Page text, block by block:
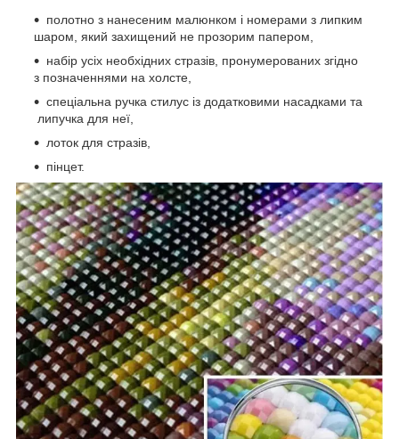
полотно з нанесеним малюнком і номерами з липким
шаром, який захищений не прозорим папером,
набір усіх необхідних стразів, пронумерованих згідно
з позначеннями на холсте,
спеціальна ручка стилус із додатковими насадками та
липучка для неї,
лоток для стразів,
пінцет.